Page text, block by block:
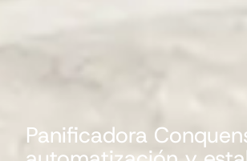
Panificadora